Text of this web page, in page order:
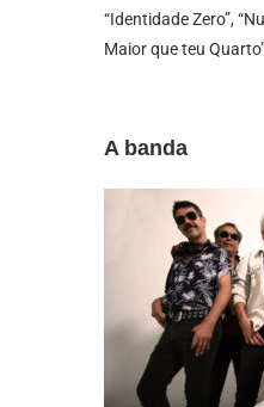
“Identidade Zero”,
Maior que teu
A banda